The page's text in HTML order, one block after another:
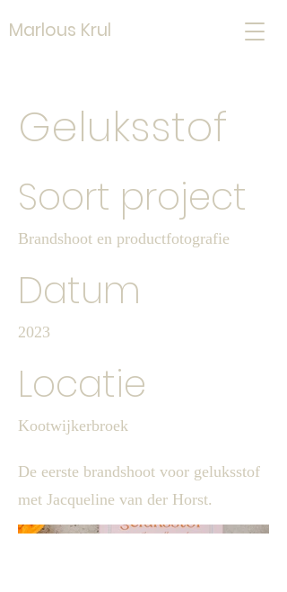
Marlous Krul
Geluksstof
Soort project
Brandshoot en productfotografie
Datum
2023
Locatie
Kootwijkerbroek
De eerste brandshoot voor geluksstof
met Jacqueline van der Horst.